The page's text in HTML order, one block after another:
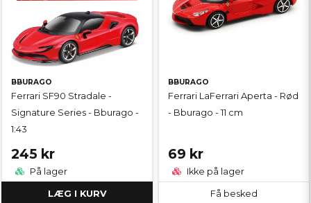
BBURAGO
Ferrari SF90 Stradale -
Signature Series - Bburago -
1:43
245 kr
På lager
LÆG I KURV
BBURAGO
Ferrari LaFerrari Aperta - Rød
- Bburago - 11 cm
69 kr
Ikke på lager
Få besked